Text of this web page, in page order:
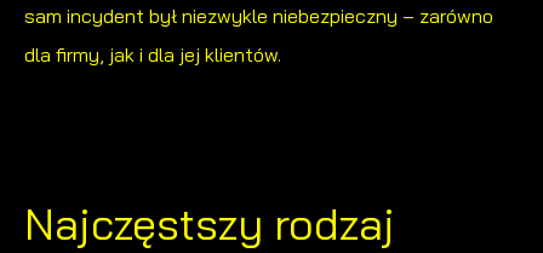
sam incydent był niezwykle niebezpieczny – zarówno
dla firmy, jak i dla jej klientów.
Najczęstszy rodzaj